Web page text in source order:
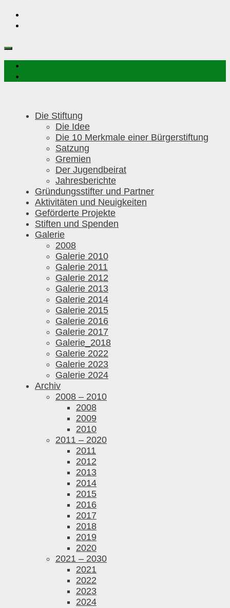
Die Stiftung
Die Idee
Die 10 Merkmale einer Bürgerstiftung
Satzung
Gremien
Der Jugendbeirat
Jahresberichte
Gründungsstifter und Partner
Aktivitäten und Neuigkeiten
Geförderte Projekte
Stiften und Spenden
Galerie
2008
Galerie 2010
Galerie 2011
Galerie 2012
Galerie 2013
Galerie 2014
Galerie 2015
Galerie 2016
Galerie 2017
Galerie_2018
Galerie 2022
Galerie 2023
Galerie 2024
Archiv
2008 – 2010
2008
2009
2010
2011 – 2020
2011
2012
2013
2014
2015
2016
2017
2018
2019
2020
2021 – 2030
2021
2022
2023
2024